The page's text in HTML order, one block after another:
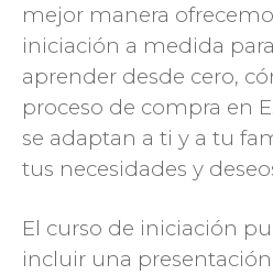
mejor manera
iniciación a medida
aprender desde cero,
proceso de compra en
se adaptan a ti y a tu
tus necesidades y
El curso de iniciación
incluir una